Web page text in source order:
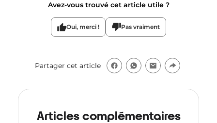
Avez-vous trouvé cet article utile ?
Oui, merci ! Pas vraiment
Partager cet article
Articles complémentaires